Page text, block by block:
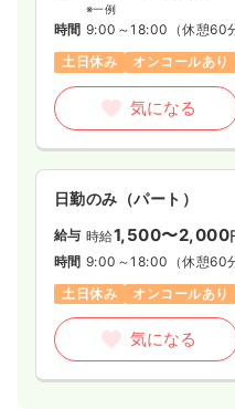
※一例
時間 9:00～18:00 （休憩60
土日休み
オンコールあり
気になる
日勤のみ（パート）
給与 時給1,500〜2,000
時間 9:00～18:00 （休憩60
土日休み
オンコールあり
気になる